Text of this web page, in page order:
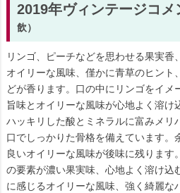
2019年ヴィンテージコメ
飲）
リンゴ、ピーチなどを思わせる果実香
オイリーな風味、僅かに青草のヒント
どが香ります。口の中にリンゴをイメ
旨味とオイリーな風味が心地よく溶け
ハッキリした酸とミネラルに富みメリ
口でしっかりた骨格を備えています。
良いオイリーな風味が後味に残ります
の要素が濃い果実味、心地よく溶け込
に感じるオイリーな風味、強く綺麗な